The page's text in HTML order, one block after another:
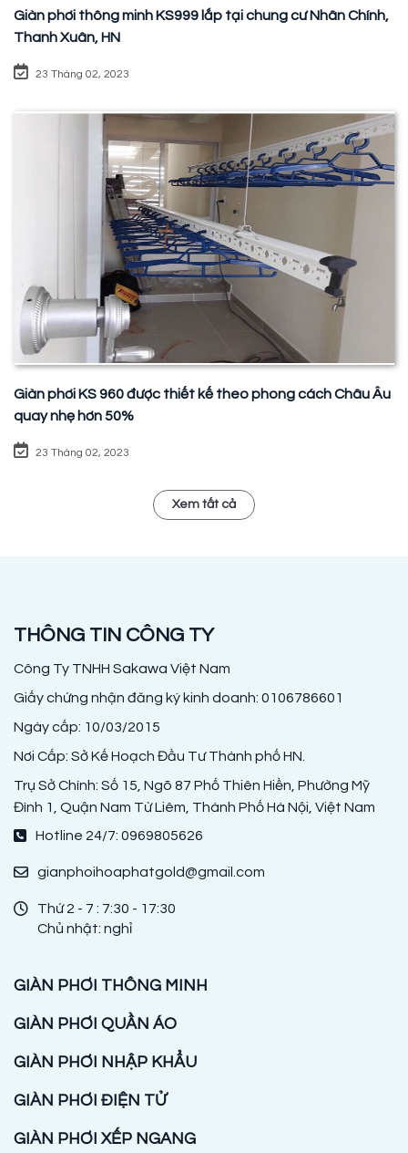
Giàn phơi thông minh KS999 lắp tại chung cư Nhân Chính,
Thanh Xuân, HN
23 Tháng 02, 2023
Giàn phơi KS 960 được thiết kế theo phong cách Châu Âu
quay nhẹ hơn 50%
23 Tháng 02, 2023
Xem tất cả
THÔNG TIN CÔNG TY
Công Ty TNHH Sakawa Việt Nam
Giấy chứng nhận đăng ký kinh doanh: 0106786601
Ngày cấp: 10/03/2015
Nơi Cấp: Sở Kế Hoạch Đầu Tư Thành phố HN.
Trụ Sở Chính: Số 15, Ngõ 87 Phố Thiên Hiền, Phường Mỹ
Đình 1, Quận Nam Từ Liêm, Thành Phố Hà Nội, Việt Nam
Hotline 24/7: 0969805626
gianphoihoaphatgold@gmail.com
Thứ 2 - 7 : 7:30 - 17:30
Chủ nhật: nghỉ
GIÀN PHƠI THÔNG MINH
GIÀN PHƠI QUẦN ÁO
GIÀN PHƠI NHẬP KHẨU
GIÀN PHƠI ĐIỆN TỬ
GIÀN PHƠI XẾP NGANG